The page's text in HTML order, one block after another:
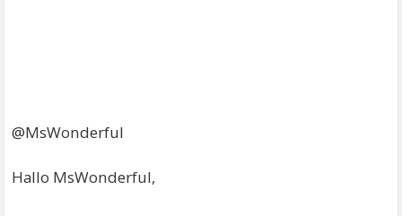
@MsWonderful
Hallo MsWonderful,